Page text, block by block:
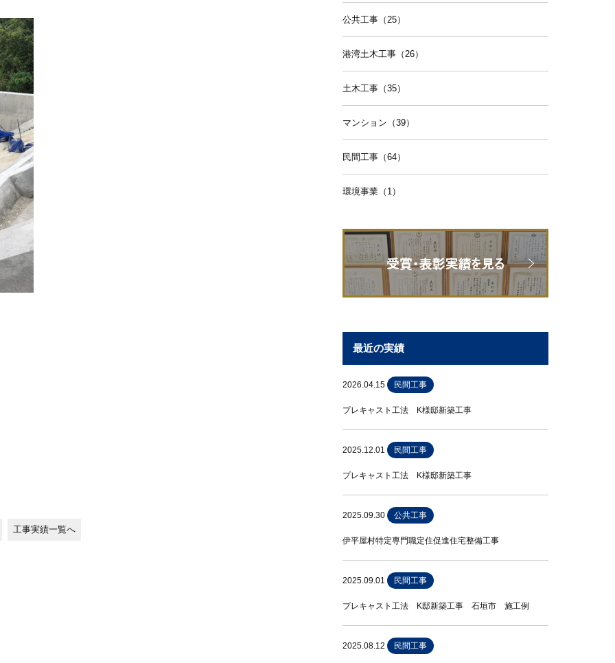
工事実績一覧へ
公共工事（25）
港湾土木工事（26）
土木工事（35）
マンション（39）
民間工事（64）
環境事業（1）
最近の実績
2026.04.15 民間工事
プレキャスト工法 K様邸新築工事
2025.12.01 民間工事
プレキャスト工法 K様邸新築工事
2025.09.30 公共工事
伊平屋村特定専門職定住促進住宅整備工事
2025.09.01 民間工事
プレキャスト工法 K邸新築工事 石垣市 施工例
2025.08.12 民間工事